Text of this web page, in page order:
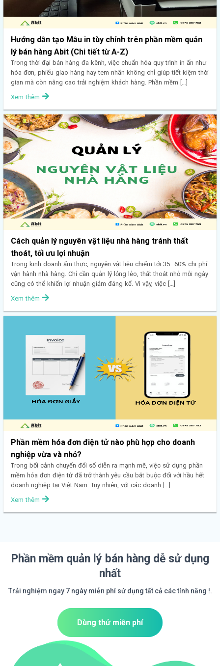
Hướng dẫn tạo Mẫu in tùy chỉnh trên phần mềm quản
lý bán hàng Abit (Chi tiết từ A-Z)
Trong thời đại bán hàng đa kênh, việc chuẩn hóa quy trình in ấn như
hóa đơn, phiếu giao hàng hay tem nhãn không chỉ giúp tiết kiệm thời
gian mà còn nâng cao trải nghiệm khách hàng. Phần mềm […]
Xem thêm
Cách quản lý nguyên vật liệu nhà hàng tránh thất
thoát, tối ưu lợi nhuận
Trong kinh doanh ẩm thực, nguyên vật liệu chiếm tới 35–60% chi phí
vận hành nhà hàng. Chỉ cần quản lý lỏng lẻo, thất thoát nhỏ mỗi ngày
cũng có thể khiến lợi nhuận giảm đáng kể. Vì vậy, việc […]
Xem thêm
Phần mềm hóa đơn điện tử nào phù hợp cho doanh
nghiệp vừa và nhỏ?
Trong bối cảnh chuyển đổi số diễn ra mạnh mẽ, việc sử dụng phần
mềm hóa đơn điện tử đã trở thành yêu cầu bắt buộc đối với hầu hết
doanh nghiệp tại Việt Nam. Tuy nhiên, với các doanh […]
Xem thêm
Phần mềm quản lý bán hàng dễ sử dụng
nhất
Trải nghiệm ngay 7 ngày miễn phí sử dụng tất cả các tính năng !.
Dùng thử miễn phí